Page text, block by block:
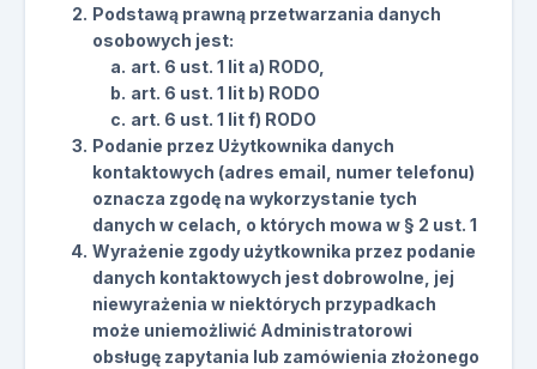
Podstawą prawną przetwarzania danych
osobowych jest:
art. 6 ust. 1 lit a) RODO,
art. 6 ust. 1 lit b) RODO
art. 6 ust. 1 lit f) RODO
Podanie przez Użytkownika danych
kontaktowych (adres email, numer telefonu)
oznacza zgodę na wykorzystanie tych
danych w celach, o których mowa w § 2 ust. 1
Wyrażenie zgody użytkownika przez podanie
danych kontaktowych jest dobrowolne, jej
niewyrażenia w niektórych przypadkach
może uniemożliwić Administratorowi
obsługę zapytania lub zamówienia złożonego